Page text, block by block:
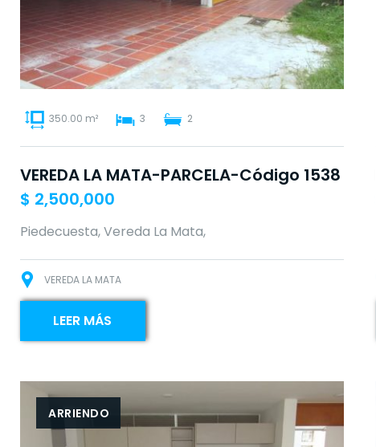
350.00 m² 3 2
VEREDA LA MATA-PARCELA-Código 1538
$ 2,500,000
Piedecuesta, Vereda La Mata,
VEREDA LA MATA
LEER MÁS
ARRIENDO